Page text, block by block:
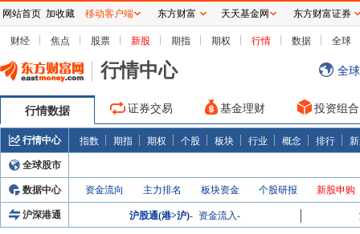
财经 焦点 股票 新股 期指 期权 行情 数据 全球
行情中心 全
行情数据 证券交易 基金理财 投资组合
行情中心 指数 期指 期权 个股 板块 行业 概念 排行
全球股市
数据中心 资金流向 主力排名 板块资金 个股研报 新股申购
沪深港通 沪股通(港>沪)- 资金流入-
网站首页 加收藏 移动客户端 东方财富 天天基金网 东方财富证券